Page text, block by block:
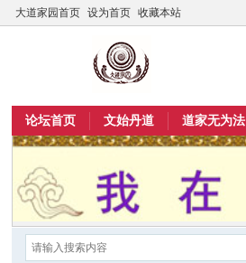
大道家园首页 设为首页 收藏本站
论坛首页 文始丹道 道家无为法